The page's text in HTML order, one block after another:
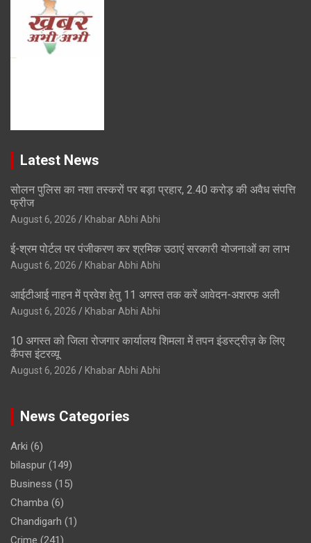
Latest News
सोलन पुलिस का नशा तस्करों पर बड़ा प्रहार, 2.40 करोड़ की अवैध संपत्ति
फ्रीज
August 6, 2026 Khabar Abhi Abhi
ई-श्रम पोर्टल पर पंजीकरण कर श्रमिक उठाएं सरकारी योजनाओं का लाभ
August 6, 2026 Khabar Abhi Abhi
आईटीआई नाहन में प्रवेश हेतु 11 अगस्त तक करें आवेदन-अशरफ अली
August 6, 2026 Khabar Abhi Abhi
10 अगस्त को जिला रोजगार कार्यालय शिमला में तपन इंडस्ट्रीज़ के लिए
कैंपस इंटरव्यू
August 6, 2026 Khabar Abhi Abhi
News Categories
Arki (6)
bilaspur (149)
Business (15)
Chamba (6)
Chandigarh (1)
Crime (241)